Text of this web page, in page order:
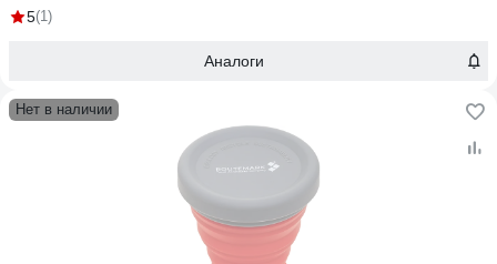
5(1)
Аналоги
Нет в наличии